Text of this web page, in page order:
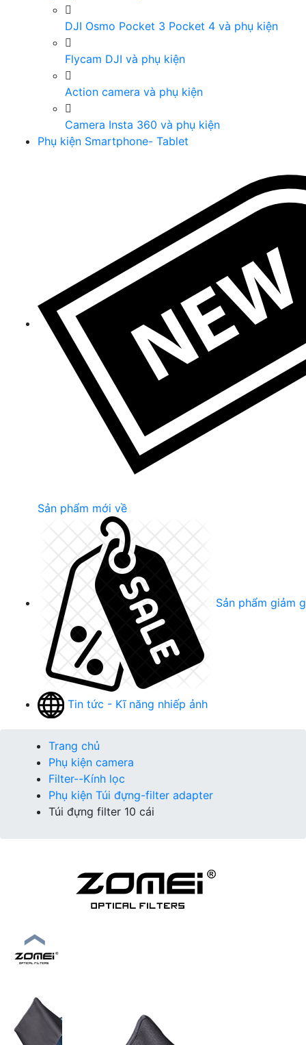
DJI Osmo Pocket 3 Pocket 4 và phụ kiện
Flycam DJI và phụ kiện
Action camera và phụ kiện
Camera Insta 360 và phụ kiện
Phụ kiện Smartphone- Tablet
Sản phẩm mới về
Sản phẩm giảm
Tin tức - Kĩ năng nhiếp ảnh
Trang chủ
Phụ kiện camera
Filter--Kính lọc
Phụ kiện Túi đựng-filter adapter
Túi đựng filter 10 cái
❮